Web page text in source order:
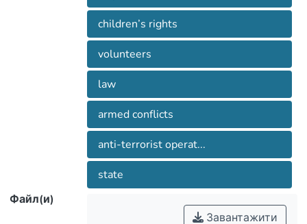
children’s rights
volunteers
law
armed conflicts
anti-terrorist operat...
state
Файл(и)
Завантажити